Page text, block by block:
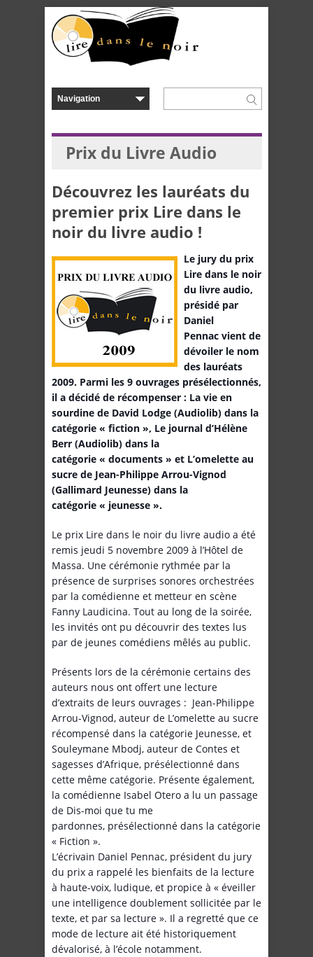
Prix du Livre Audio
Découvrez les lauréats du
premier prix Lire dans le
noir du livre audio !
Le jury du prix
Lire dans le noir
du livre audio,
présidé par
Daniel
Pennac vient de
dévoiler le nom
des lauréats
2009. Parmi les 9 ouvrages présélectionnés,
il a décidé de récompenser : La vie en
sourdine de David Lodge (Audiolib) dans la
catégorie « fiction », Le journal d’Hélène
Berr (Audiolib) dans la
catégorie « documents » et L’omelette au
sucre de Jean-Philippe Arrou-Vignod
(Gallimard Jeunesse) dans la
catégorie « jeunesse ».
Le prix Lire dans le noir du livre audio a été
remis jeudi 5 novembre 2009 à l’Hôtel de
Massa. Une cérémonie rythmée par la
présence de surprises sonores orchestrées
par la comédienne et metteur en scène
Fanny Laudicina. Tout au long de la soirée,
les invités ont pu découvrir des textes lus
par de jeunes comédiens mêlés au public.
Présents lors de la cérémonie certains des
auteurs nous ont offert une lecture
d’extraits de leurs ouvrages : Jean-Philippe
Arrou-Vignod, auteur de L’omelette au sucre
récompensé dans la catégorie Jeunesse, et
Souleymane Mbodj, auteur de Contes et
sagesses d’Afrique, présélectionné dans
cette même catégorie. Présente également,
la comédienne Isabel Otero a lu un passage
de Dis-moi que tu me
pardonnes, présélectionné dans la catégorie
« Fiction ».
L’écrivain Daniel Pennac, président du jury
du prix a rappelé les bienfaits de la lecture
à haute-voix, ludique, et propice à « éveiller
une intelligence doublement sollicitée par le
texte, et par sa lecture ». Il a regretté que ce
mode de lecture ait été historiquement
dévalorisé, à l’école notamment.